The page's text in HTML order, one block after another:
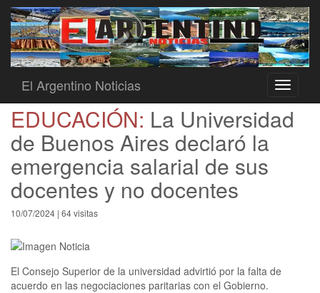
Toggle
El Argentino Noticias
EDUCACIÓN: La Universidad
de Buenos Aires declaró la
emergencia salarial de sus
docentes y no docentes
10/07/2024 | 64 visitas
El Consejo Superior de la universidad advirtió por la falta de
acuerdo en las negociaciones paritarias con el Gobierno.